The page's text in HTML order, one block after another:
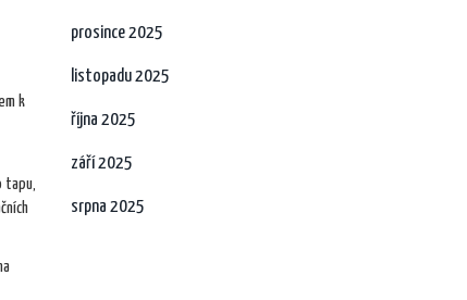
k
prosince 2025
listopadu 2025
října 2025
září 2025
srpna 2025